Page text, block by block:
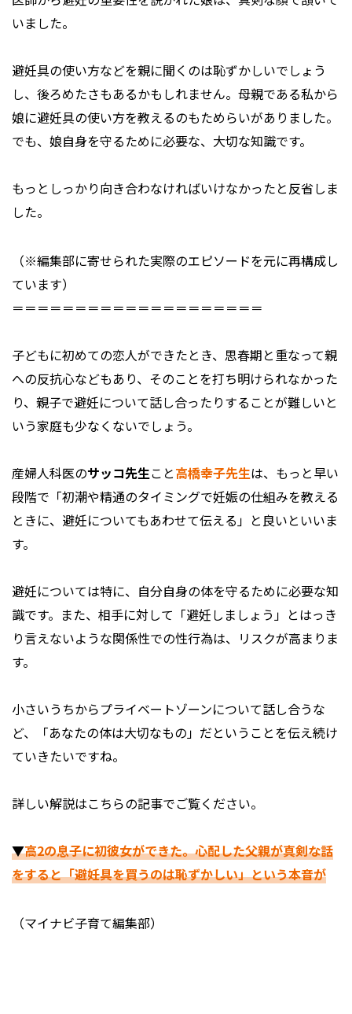
いました。
避妊具の使い方などを親に聞くのは恥ずかしいでしょう
し、後ろめたさもあるかもしれません。母親である私から
娘に避妊具の使い方を教えるのもためらいがありました。
でも、娘自身を守るために必要な、大切な知識です。
もっとしっかり向き合わなければいけなかったと反省しま
した。
（※編集部に寄せられた実際のエピソードを元に再構成し
ています）
＝＝＝＝＝＝＝＝＝＝＝＝＝＝＝＝＝＝＝＝
子どもに初めての恋人ができたとき、思春期と重なって親
への反抗心などもあり、そのことを打ち明けられなかった
り、親子で避妊について話し合ったりすることが難しいと
いう家庭も少なくないでしょう。
産婦人科医のサッコ先生こと高橋幸子先生は、もっと早い
段階で「初潮や精通のタイミングで妊娠の仕組みを教える
ときに、避妊についてもあわせて伝える」と良いといいま
す。
避妊については特に、自分自身の体を守るために必要な知
識です。また、相手に対して「避妊しましょう」とはっき
り言えないような関係性での性行為は、リスクが高まりま
す。
小さいうちからプライベートゾーンについて話し合うな
ど、「あなたの体は大切なもの」だということを伝え続け
ていきたいですね。
詳しい解説はこちらの記事でご覧ください。
▼高2の息子に初彼女ができた。心配した父親が真剣な話
をすると「避妊具を買うのは恥ずかしい」という本音が
（マイナビ子育て編集部）